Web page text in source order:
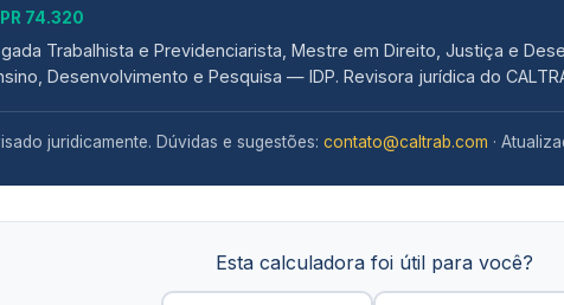
74.320
Trabalhista e Previdenciarista, Mestre em Direito, Justiça e
Desenvolvimento e Pesquisa — IDP. Revisora jurídica do
juridicamente. Dúvidas e sugestões: contato@caltrab.com ·
Esta calculadora foi útil para você?